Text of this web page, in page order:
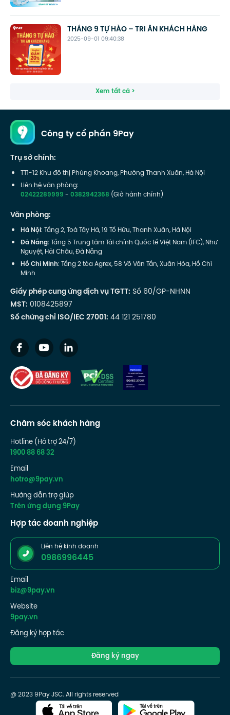
2025-09-01 09:40:38
THÁNG 9 TỰ HÀO – TRI ÂN KHÁCH HÀNG
Xem tất cả >
Công ty cổ phần 9Pay
Trụ sở chính:
TT1-12 Khu đô thị Phùng Khoang, Phường Thanh Xuân, Hà Nội
Liên hệ văn phòng:
02422289999-0382942368 (Giờ hành chính)
Văn phòng:
Hà Nội: Tầng 2, Toà Tây Hà, 19 Tố Hữu, Thanh Xuân, Hà Nội
Đà Nẵng: Tầng 5 Trung tâm Tài chính Quốc tế Việt Nam (IFC), Như
Nguyệt, Hải Châu, Đà Nẵng
Hồ Chí Minh: Tầng 2 tòa Agrex, 58 Võ Văn Tần, Xuân Hòa, Hồ Chí
Minh
Giấy phép cung ứng dịch vụ TGTT: Số 60/GP-NHNN
MST: 0108425897
Số chứng chỉ ISO/IEC 27001: 44 121 251780
Chăm sóc khách hàng
Hotline (Hỗ trợ 24/7)
1900 88 68 32
Email
hotro@9pay.vn
Hướng dẫn trợ giúp
Trên ứng dụng 9Pay
Hợp tác doanh nghiệp
Liên hệ kinh doanh
0986996445
Email
biz@9pay.vn
Website
9pay.vn
Đăng ký hợp tác
Đăng ký ngay
@ 2023 9Pay JSC. All rights reserved